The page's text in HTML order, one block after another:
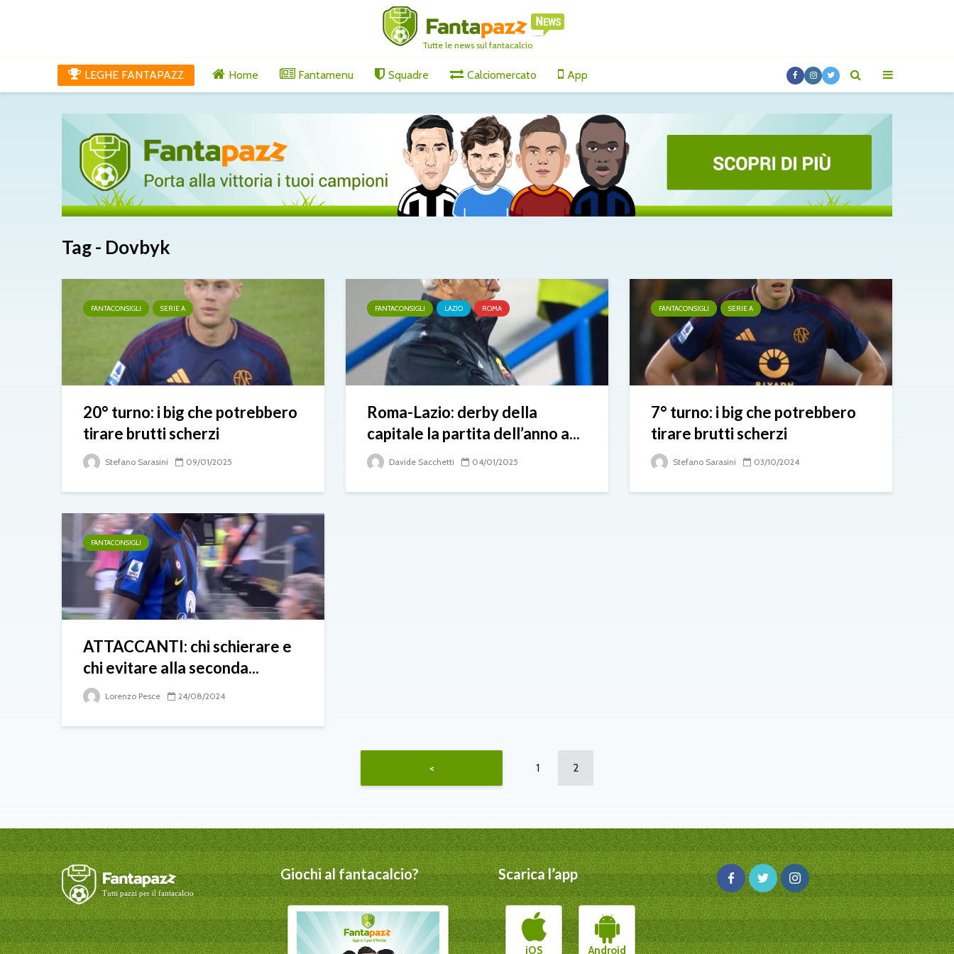
Tutte le news sul fantacalcio
LEGHE FANTAPAZZ Home Fantamenu Squadre Calciomercato App
Tag - Dovbyk
FANTACONSIGLI SERIE A
20° turno: i big che potrebbero
tirare brutti scherzi
Stefano Sarasini 09/01/2025
FANTACONSIGLI LAZIO ROMA
Roma-Lazio: derby della
capitale la partita dell’anno a...
Davide Sacchetti 04/01/2025
FANTACONSIGLI SERIE A
7° turno: i big che potrebbero
tirare brutti scherzi
Stefano Sarasini 03/10/2024
FANTACONSIGLI
ATTACCANTI: chi schierare e
chi evitare alla seconda...
Lorenzo Pesce 24/08/2024
< 1 2
Giochi al fantacalcio? Scarica l’app
iOS Android